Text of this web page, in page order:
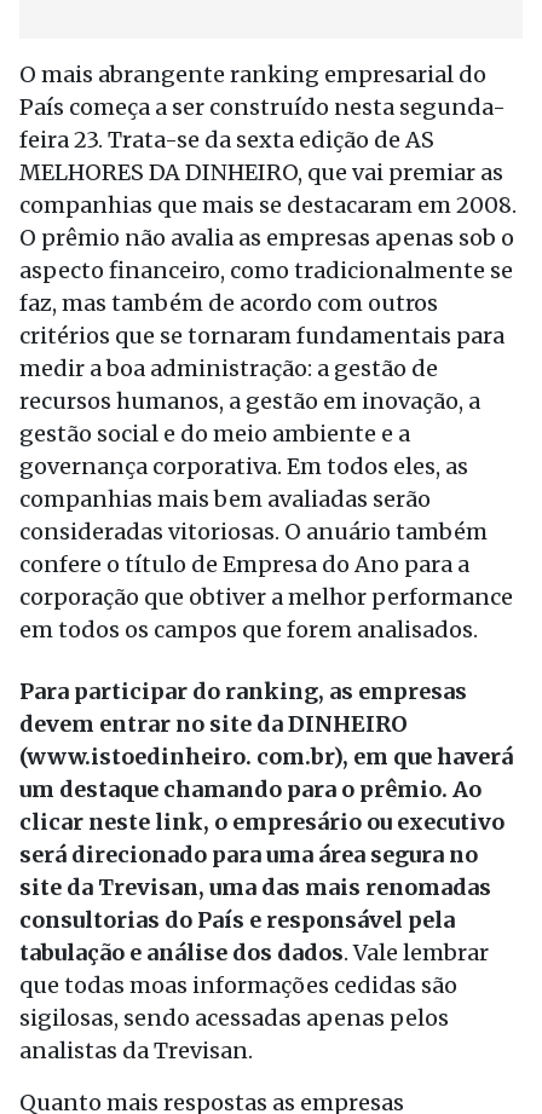
O mais abrangente ranking empresarial do
País começa a ser construído nesta segunda-
feira 23. Trata-se da sexta edição de AS
MELHORES DA DINHEIRO, que vai premiar as
companhias que mais se destacaram em 2008.
O prêmio não avalia as empresas apenas sob o
aspecto financeiro, como tradicionalmente se
faz, mas também de acordo com outros
critérios que se tornaram fundamentais para
medir a boa administração: a gestão de
recursos humanos, a gestão em inovação, a
gestão social e do meio ambiente e a
governança corporativa. Em todos eles, as
companhias mais bem avaliadas serão
consideradas vitoriosas. O anuário também
confere o título de Empresa do Ano para a
corporação que obtiver a melhor performance
em todos os campos que forem analisados.
Para participar do ranking, as empresas
devem entrar no site da DINHEIRO
(www.istoedinheiro. com.br), em que haverá
um destaque chamando para o prêmio. Ao
clicar neste link, o empresário ou executivo
será direcionado para uma área segura no
site da Trevisan, uma das mais renomadas
consultorias do País e responsável pela
tabulação e análise dos dados. Vale lembrar
que todas moas informações cedidas são
sigilosas, sendo acessadas apenas pelos
analistas da Trevisan.
Quanto mais respostas as empresas